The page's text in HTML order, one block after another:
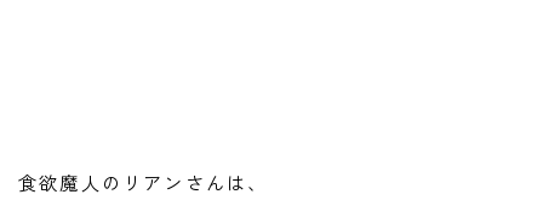
食欲魔人のリアンさんは、